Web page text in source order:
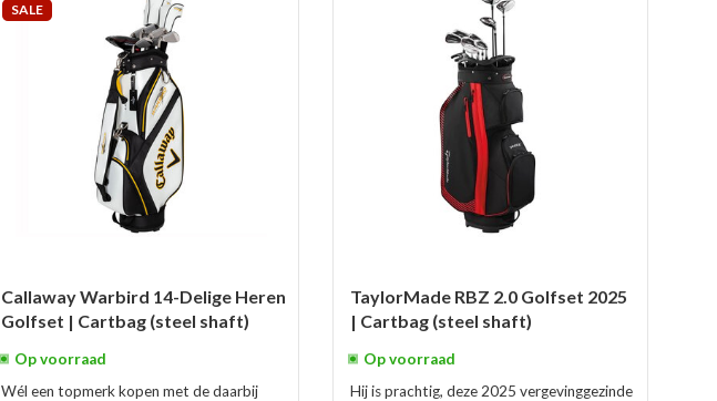
SALE
Callaway Warbird 14-Delige Heren
Golfset | Cartbag (steel shaft)
Op voorraad
Wél een topmerk kopen met de daarbij
TaylorMade RBZ 2.0 Golfset 2025
| Cartbag (steel shaft)
Op voorraad
Hij is prachtig, deze 2025 vergevinggezinde